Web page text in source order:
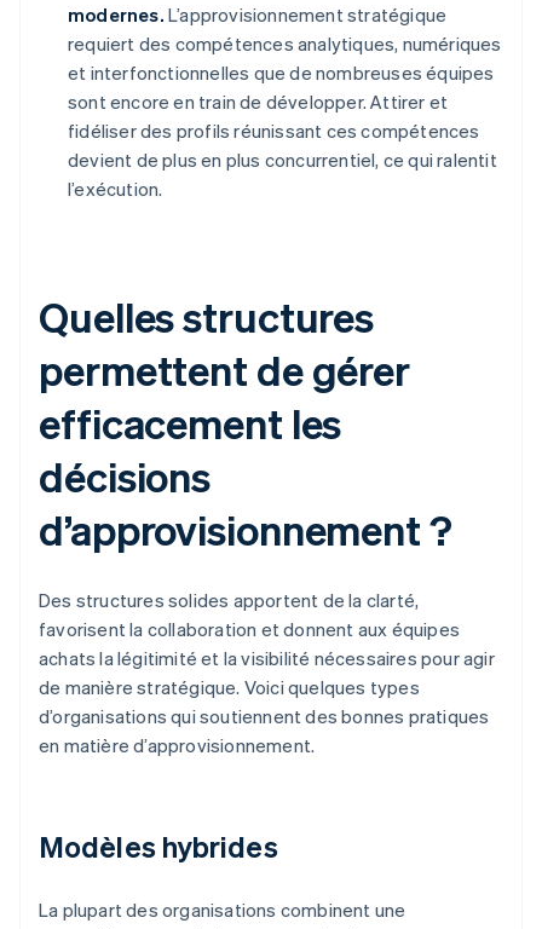
modernes. L’approvisionnement stratégique
requiert des compétences analytiques, numériques
et interfonctionnelles que de nombreuses équipes
sont encore en train de développer. Attirer et
fidéliser des profils réunissant ces compétences
devient de plus en plus concurrentiel, ce qui ralentit
l’exécution.
Quelles structures
permettent de gérer
efficacement les
décisions
d’approvisionnement ?
Des structures solides apportent de la clarté,
favorisent la collaboration et donnent aux équipes
achats la légitimité et la visibilité nécessaires pour agir
de manière stratégique. Voici quelques types
d’organisations qui soutiennent des bonnes pratiques
en matière d’approvisionnement.
Modèles hybrides
La plupart des organisations combinent une